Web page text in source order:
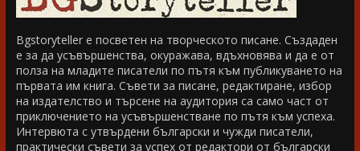
Bgstoryteller е посветен на творческото писане. Създаден
е за да усъвършенства, окуражава, вдъхновява и да е от
полза на младите писатели по пътя към публикуването на
първата им книга. Съвети за писане, редактиране, избор
на издателство и търсене на аудитория са само част от
приключението на усъвършенстване по пътя към успеха.
Интервюта с утвърдени български и чужди писатели,
практически съвети за успех от редактори от български